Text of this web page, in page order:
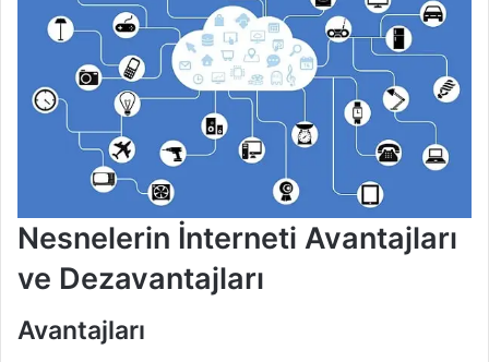
Nesnelerin İnterneti Avantajları
ve Dezavantajları
Avantajları